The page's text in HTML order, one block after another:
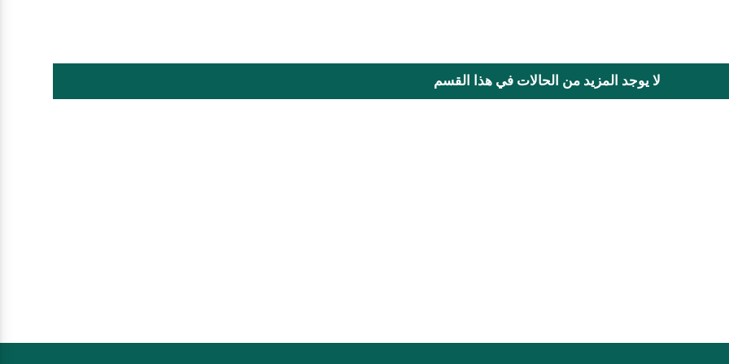
لا يوجد المزيد من الحالات في هذا القسم